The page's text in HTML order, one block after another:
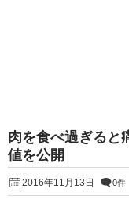
肉を食べ過ぎると
値を公開
2016年11月13日 0件